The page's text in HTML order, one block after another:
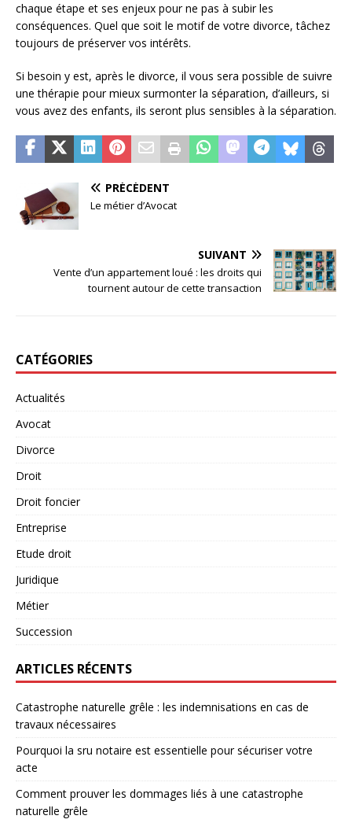
chaque étape et ses enjeux pour ne pas à subir les
conséquences. Quel que soit le motif de votre divorce, tâchez
toujours de préserver vos intérêts.
Si besoin y est, après le divorce, il vous sera possible de suivre
une thérapie pour mieux surmonter la séparation, d’ailleurs, si
vous avez des enfants, ils seront plus sensibles à la séparation.
PRÉCÉDENT
Le métier d’Avocat
SUIVANT
Vente d’un appartement loué : les droits qui
tournent autour de cette transaction
CATÉGORIES
Actualités
Avocat
Divorce
Droit
Droit foncier
Entreprise
Etude droit
Juridique
Métier
Succession
ARTICLES RÉCENTS
Catastrophe naturelle grêle : les indemnisations en cas de
travaux nécessaires
Pourquoi la sru notaire est essentielle pour sécuriser votre
acte
Comment prouver les dommages liés à une catastrophe
naturelle grêle